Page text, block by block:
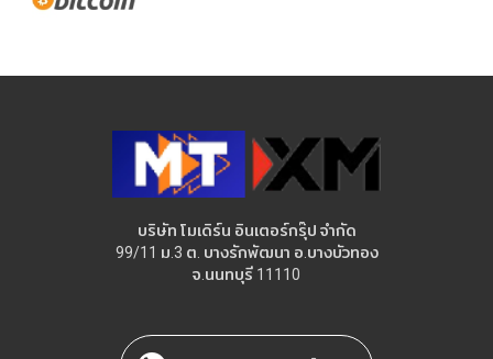
บริษัท โมเดิร์น อินเตอร์กรุ๊ป จำกัด
99/11 ม.3 ต. บางรักพัฒนา อ.บางบัวทอง
จ.นนทบุรี 11110